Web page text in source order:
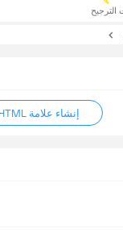
إنشاء علامة HTML